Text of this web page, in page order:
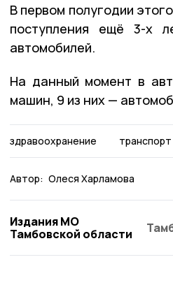
В первом полугодии
поступления ещё 3-х
автомобилей.
На данный момент в
машин, 9 из них —
здравоохранение транспорт
Автор: Олеся Харламова
Издания МО
Тамбовской области